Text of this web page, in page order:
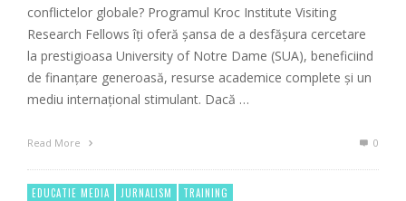
conflictelor globale? Programul Kroc Institute Visiting
Research Fellows îți oferă șansa de a desfășura cercetare
la prestigioasa University of Notre Dame (SUA), beneficiind
de finanțare generoasă, resurse academice complete și un
mediu internațional stimulant. Dacă …
Read More 0
EDUCATIE MEDIA JURNALISM TRAINING